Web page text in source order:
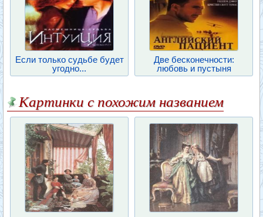
Если только судьбе будет
угодно...
Две бесконечности:
любовь и пустыня
Картинки с похожим названием